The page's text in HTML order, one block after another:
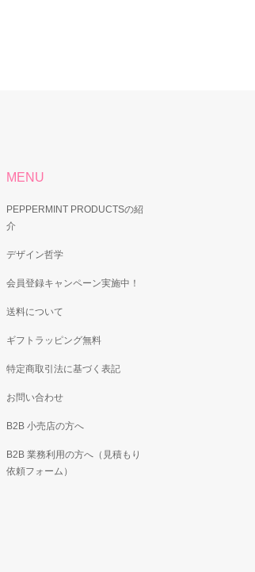
MENU
PEPPERMINT PRODUCTSの紹
介
デザイン哲学
会員登録キャンペーン実施中！
送料について
ギフトラッピング無料
特定商取引法に基づく表記
お問い合わせ
B2B 小売店の方へ
B2B 業務利用の方へ（見積もり
依頼フォーム）